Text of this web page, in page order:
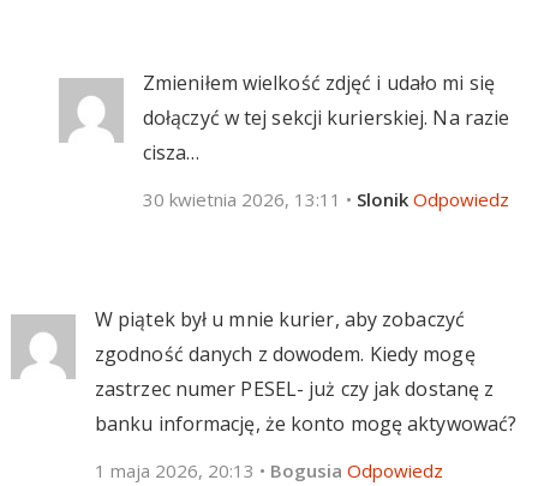
Zmieniłem wielkość zdjęć i udało mi się
dołączyć w tej sekcji kurierskiej. Na razie
cisza…
30 kwietnia 2026, 13:11 • Slonik Odpowiedz
W piątek był u mnie kurier, aby zobaczyć
zgodność danych z dowodem. Kiedy mogę
zastrzec numer PESEL- już czy jak dostanę z
banku informację, że konto mogę aktywować?
1 maja 2026, 20:13 • Bogusia Odpowiedz